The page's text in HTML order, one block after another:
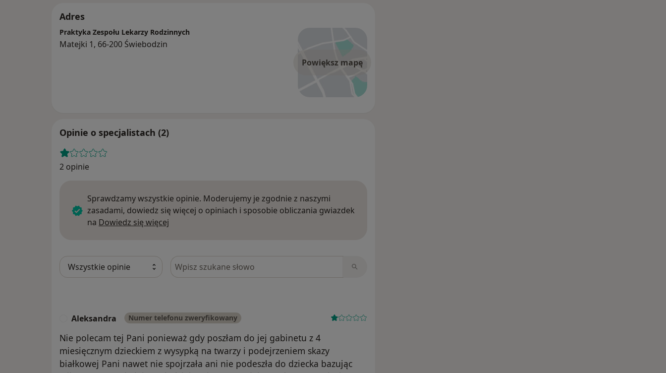
Adres
Powiększ mapę
Praktyka Zespołu Lekarzy Rodzinnych
Matejki 1, 66-200 Świebodzin
Opinie o specjalistach (2)
2 opinie
Sprawdzamy wszystkie opinie. Moderujemy je zgodnie z naszymi
zasadami, dowiedz się więcej o opiniach i sposobie obliczania gwiazdek
na Dowiedz się więcej
Szukaj w opiniach
Aleksandra Numer telefonu zweryfikowany
Nie polecam tej Pani ponieważ gdy poszłam do jej gabinetu z 4
miesięcznym dzieckiem z wysypką na twarzy i podejrzeniem skazy
białkowej Pani nawet nie spojrzała ani nie podeszła do dziecka bazując